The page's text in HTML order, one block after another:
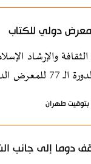
دولي للكتاب
والإرشاد
دام ثلاث سنوات.
دوما إلى جانب